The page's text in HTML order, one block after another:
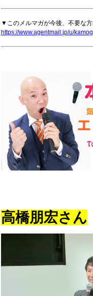
▼このメルマガが今後、不要な方
https://www.agentmail.jp/u/
高橋朋宏さん